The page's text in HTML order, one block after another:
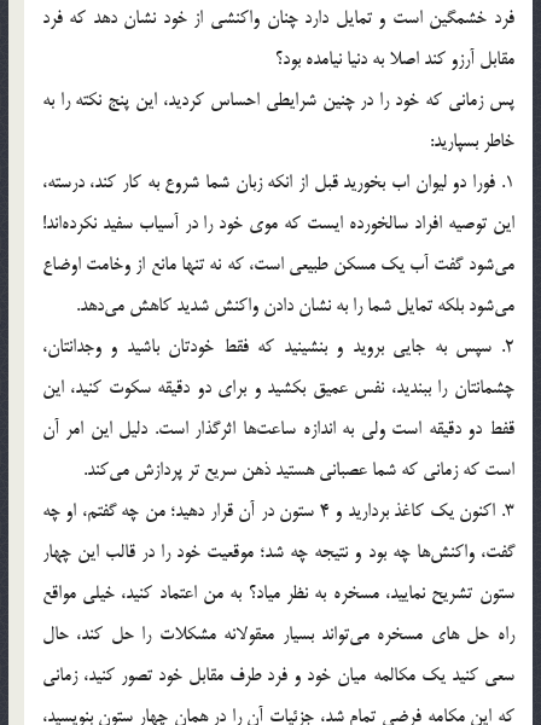
فرد خشمگین است و تمایل دارد چنان واکنشی از خود نشان دهد که فرد
مقابل آرزو کند اصلا به دنیا نیامده بود؟
پس زمانی که خود را در چنین شرایطی احساس کردید، این پنج نکته را به
خاطر بسپارید:
1. فورا دو لیوان اب بخورید قبل از انکه زبان شما شروع به کار کند، درسته،
این توصیه افراد سالخورده ایست که موی خود را در آسیاب سفید نکرده‌اند!
می‌شود گفت آب یک مسکن طبیعی است، که نه تنها مانع از وخامت اوضاع
می‌شود بلکه تمایل شما را به نشان دادن واکنش شدید کاهش می‌دهد.
2. سپس به جایی بروید و بنشینید که فقط خودتان باشید و وجدانتان،
چشمانتان را ببندید، نفس عمیق بکشید و برای دو دقیقه سکوت کنید، این
قفط دو دقیقه است ولی به اندازه ساعت‌ها اثرگذار است. دلیل این امر آن
است که زمانی که شما عصبانی هستید ذهن سریع تر پردازش می‌کند.
3. اکنون یک کاغذ بردارید و 4 ستون در آن قرار دهید؛ من چه گفتم، او چه
گفت، واکنش‌ها چه بود و نتیجه چه شد؛ موقعیت خود را در قالب این چهار
ستون تشریح نمایید، مسخره به نظر میاد؟ به من اعتماد کنید، خیلی مواقع
راه حل های مسخره می‌تواند بسیار معقولانه مشکلات را حل کند، حال
سعی کنید یک مکالمه میان خود و فرد طرف مقابل خود تصور کنید، زمانی
که این مکامه فرضی تمام شد، جزئیات آن را در همان چهار ستون بنویسید،